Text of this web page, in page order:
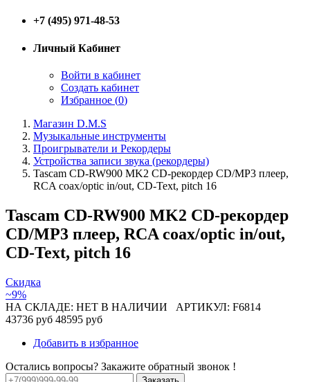
+7 (495) 971-48-53
Личный Кабинет
Войти в кабинет
Создать кабинет
Избранное (0)
Магазин D.M.S
Музыкальные инструменты
Проигрыватели и Рекордеры
Устройства записи звука (рекордеры)
Tascam CD-RW900 MK2 CD-рекордер CD/MP3 плеер,
RCA coax/optic in/out, CD-Text, pitch 16
Tascam CD-RW900 MK2 CD-рекордер
CD/MP3 плеер, RCA coax/optic in/out,
CD-Text, pitch 16
Скидка
~9%
НА СКЛАДЕ: НЕТ В НАЛИЧИИ АРТИКУЛ: F6814
43736 руб 48595 руб
Добавить в избранное
Остались вопросы? Закажите обратный звонок !